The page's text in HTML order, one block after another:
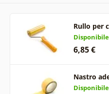
Rullo per
Disponibile
6,85 €
Nastro
Disponibile